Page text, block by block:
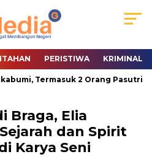
PERISTIWA KRIMINAL
Termasuk 2 Orang Pasutri
Braga, Elia
dan Spirit
Karya Seni